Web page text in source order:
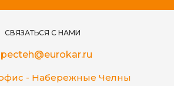
СВЯЗАТЬСЯ С НАМИ
- Набережные Челны